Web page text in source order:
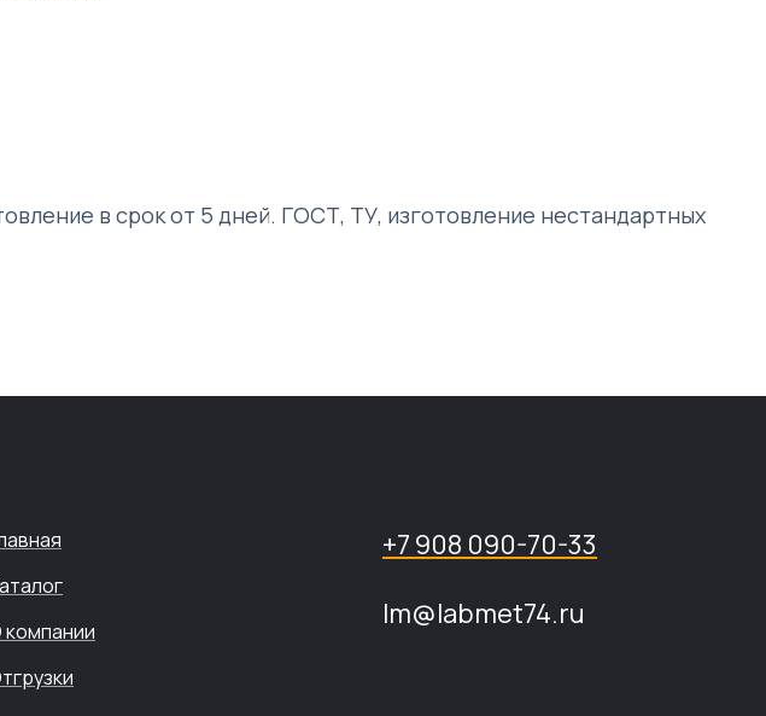
в срок от 5 дней. ГОСТ, ТУ, изготовление нестандартных
компании
+7 908 090-70-33
lm@labmet74.ru